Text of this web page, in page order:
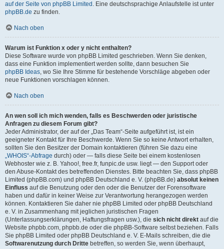
auf der Seite von phpBB Limited . Eine deutschsprachige Anlaufstelle ist unter
phpBB.de zu finden.
Nach oben
Warum ist Funktion x oder y nicht enthalten?
Diese Software wurde von phpBB Limited geschrieben. Wenn Sie denken,
dass eine Funktion implementiert werden sollte, dann besuchen Sie
phpBB Ideas, wo Sie Ihre Stimme für bestehende Vorschläge abgeben oder
neue Funktionen vorschlagen können.
Nach oben
An wen soll ich mich wenden, falls es Beschwerden oder juristische
Anfragen zu diesem Forum gibt?
Jeder Administrator, der auf der „Das Team“-Seite aufgeführt ist, ist ein
geeigneter Kontakt für Ihre Beschwerde. Wenn Sie so keine Antwort erhalten,
sollten Sie den Besitzer der Domain kontaktieren (führen Sie dazu eine
„WHOIS“-Abfrage durch) oder — falls diese Seite bei einem kostenlosen
Webhoster wie z. B. Yahoo!, free.fr, funpic.de usw. liegt — den Support oder
den Abuse-Kontakt des betreffenden Dienstes. Bitte beachten Sie, dass phpBB
Limited (phpBB.com) und phpBB Deutschland e. V. (phpBB.de) absolut keinen
Einfluss auf die Benutzung oder den oder die Benutzer der Forensoftware
haben und dafür in keiner Weise zur Verantwortung herangezogen werden
können. Kontaktieren Sie daher nie phpBB Limited oder phpBB Deutschland
e. V. in Zusammenhang mit jeglichen juristischen Fragen
(Unterlassungserklärungen, Haftungsfragen usw.), die sich nicht direkt auf die
Website phpbb.com, phpbb.de oder die phpBB-Software selbst beziehen. Falls
Sie phpBB Limited oder phpBB Deutschland e. V. E-Mails schreiben, die die
Softwarenutzung durch Dritte betreffen, so werden Sie, wenn überhaupt,